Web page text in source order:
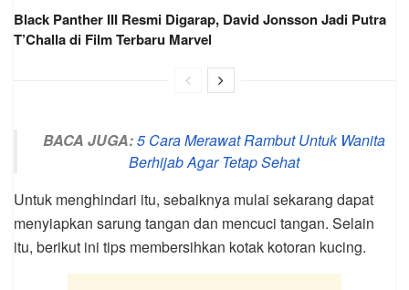
Black Panther III Resmi Digarap, David Jonsson Jadi Putra
T’Challa di Film Terbaru Marvel
BACA JUGA:5 Cara Merawat Rambut Untuk Wanita
Berhijab Agar Tetap Sehat
Untuk menghindari itu, sebaiknya mulai sekarang dapat
menyiapkan sarung tangan dan mencuci tangan. Selain
itu, berikut ini tips membersihkan kotak kotoran kucing.